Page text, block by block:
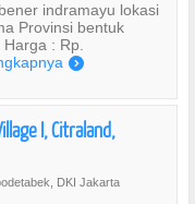
indramayu lokasi
Provinsi bentuk
: Rp.
)
I, Citraland,
DKI Jakarta